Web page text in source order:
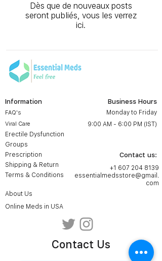
Dès que de nouveaux posts
seront publiés, vous les verrez
ici.
Information
FAQ's
Viral Care
Business Hours
Monday to Friday
9:00 AM - 6:00 PM (IST)
Erectile Dysfunction
Groups
Prescription
Shipping & Return
Terms & Conditions
Contact us:
+1 607 204 8139
essentialmedsstore@gmail.
com
About Us
Online Meds in USA
Contact Us